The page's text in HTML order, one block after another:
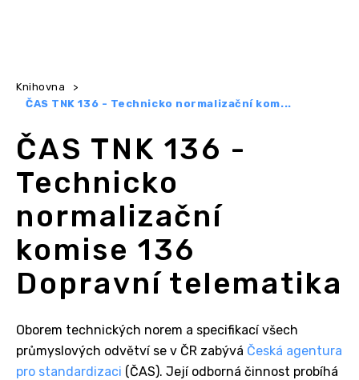
Knihovna
>
ČAS TNK 136 - Technicko normalizační kom...
ČAS TNK 136 -
Technicko
normalizační
komise 136
Dopravní telematika
Oborem technických norem a specifikací všech
průmyslových odvětví se v ČR zabývá Česká agentura
pro standardizaci (ČAS). Její odborná činnost probíhá